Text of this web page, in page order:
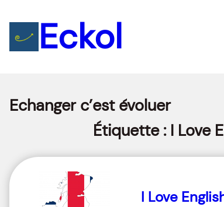
Eckol
Echanger c’est évoluer
Étiquette : I Love
I Love